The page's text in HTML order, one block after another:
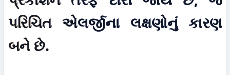
પરિચિત એલર્જીના લક્ષણોનું કારણ
બને છે.